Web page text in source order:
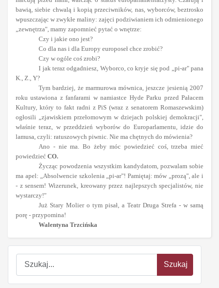
Szukaj
Szukaj
bawią, siebie chwalą i kopią przeciwników, nas, wyborców, beztrosko
wpuszczając w zwykłe maliny: zajęci podziwianiem ich odmienionego
„zewnętrza", mamy zapomnieć pytać o wnętrze:
Czy i jakie ono jest?
Co dla nas i dla Europy europoseł chce zrobić?
Czy w ogóle coś zrobi?
I jak teraz odgadniesz, Wyborco, co kryje się pod „pi-ar" pana
K., Z., Y?
Tym bardziej, że marmurowa mównica, jeszcze jesienią 2007
roku ustawiona z fanfarami w namiastce Hyde Parku przed Pałacem
Kultury, który to fakt radni z PiS (wraz z senatorem Romaszewskim)
ogłosili „zjawiskiem przełomowym w dziejach polskiej demokracji",
właśnie teraz, w przeddzień wyborów do Europarlamentu, idzie do
lamusa, czyli: ratuszowych piwnic. Nie ma chętnych do mówienia?
Ano - nie ma. Bo żeby móc powiedzieć coś, trzeba mieć
powiedzieć CO.
Życząc powodzenia wszystkim kandydatom, pozwalam sobie
ma apel: „Absolwencie szkolenia „pi-ar"! Pamiętaj: mów „prozą", ale i
- z sensem! Wizerunek, kreowany przez najlepszych specjalistów, nie
wystarczy!"
Już Stary Molier o tym pisał, a Teatr Druga Strefa - w samą
porę - przypomina!
Walentyna Trzcińska